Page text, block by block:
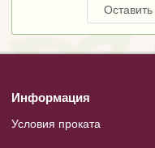
Информация
Условия проката